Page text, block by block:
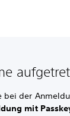
bei der
mit